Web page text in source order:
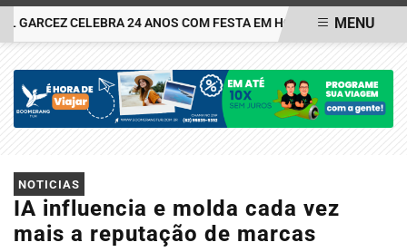
CELEBRA 24 ANOS COM FESTA EM HOMENAGEM À PRÓPRIA
MENU
NOTICIAS
IA influencia e molda cada vez
mais a reputação de marcas